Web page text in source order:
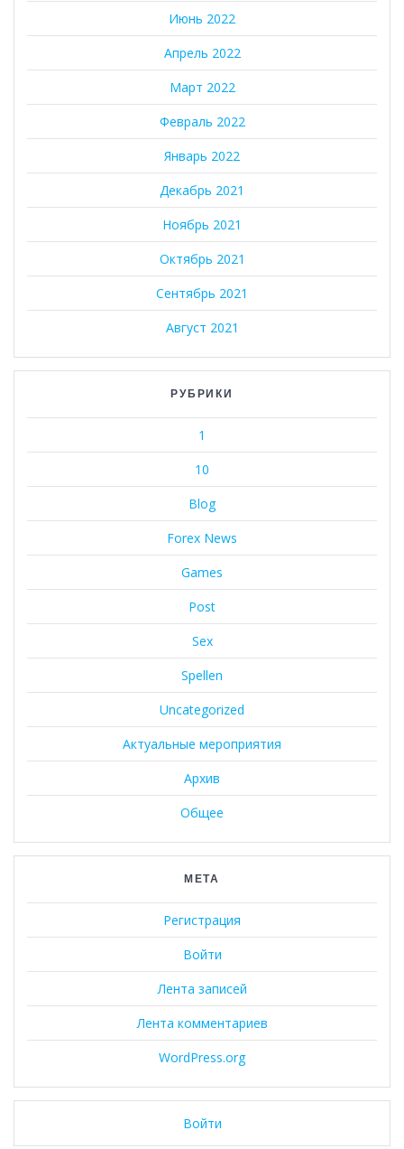
Июнь 2022
Апрель 2022
Март 2022
Февраль 2022
Январь 2022
Декабрь 2021
Ноябрь 2021
Октябрь 2021
Сентябрь 2021
Август 2021
РУБРИКИ
1
10
Blog
Forex News
Games
Post
Sex
Spellen
Uncategorized
Актуальные мероприятия
Архив
Общее
МЕТА
Регистрация
Войти
Лента записей
Лента комментариев
WordPress.org
Войти